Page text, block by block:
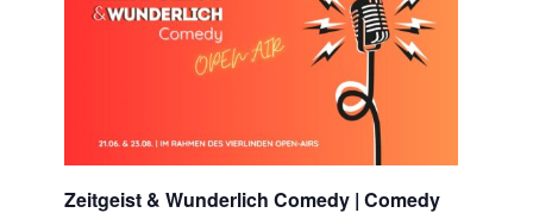
Zeitgeist & Wunderlich Comedy | Comedy